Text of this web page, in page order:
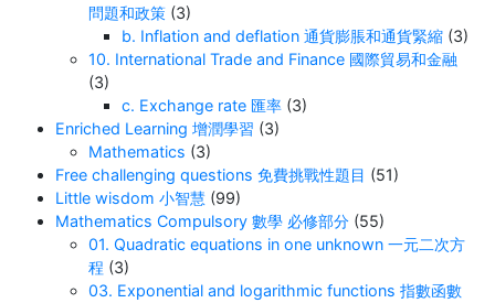
問題和政策 (3)
b. Inflation and deflation 通貨膨脹和通貨緊縮 (3)
10. International Trade and Finance 國際貿易和金融
(3)
c. Exchange rate 匯率 (3)
Enriched Learning 增潤學習 (3)
Mathematics (3)
Free challenging questions 免費挑戰性題目 (51)
Little wisdom 小智慧 (99)
Mathematics Compulsory 數學 必修部分 (55)
01. Quadratic equations in one unknown 一元二次方
程 (3)
03. Exponential and logarithmic functions 指數函數